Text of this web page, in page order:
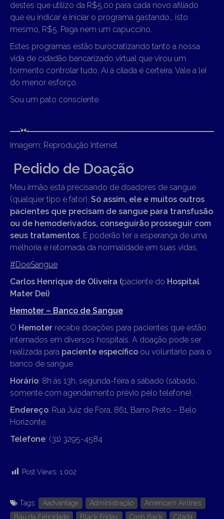
destes que utilizo da R$5,00 para cada novo afiliado
que eu indicar e iniciar o programa gastando… isto
mesmo, R$5. Paga nem um capuccino.
Estes programas estão burocratizando tanto a nossa
vida de cidadão bancarizado virtual que virou um
tormento controlar tudo. Aí a cilada é certeira. Vale a lei
do menor esforço.
Sou um pato consciente.
Imagem: Reprodução Internet
Pedido de Doação
Meu irmão está precisando de doadores de sangue
(qualquer tipo e fator). Só assim, ele e muitos outros
pacientes que precisam de sangue para transfusão
ou de hemoderivados, conseguirão prosseguir com
seus tratamentos. E poderão ter a esperança de uma
melhoria e retomada da normalidade em suas vidas.
#DoeSangue
Carlos Henrique de Oliveira (paciente do Hospital
Mater Dei)
Hemoter – Banco de Sangue
O Hemoter recebe doações para pacientes que estão
internados em diversos hospitais. A doação pode ser
realizada para paciente específico ou voluntário para o
banco de sangue.
Horário: 8h às 13h, segunda-feira a sábado (sábado,
somente com agendamento prévio pelo telefone).
Endereço: Rua Juiz de Fora, 861, Barro Preto – Belo
Horizonte.
Telefone: (31) 3295-4584
Post Views: 1.002
Tags: Aadvantage Administração
Americam Airlines
Bau da Felicidade
Black Friday Cash Back
Cilada